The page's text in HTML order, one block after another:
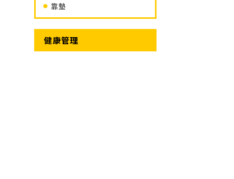
靠墊
健康管理